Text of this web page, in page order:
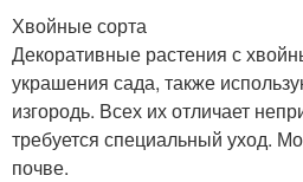
Хвойные сорта
Декоративные растения с
украшения сада, также
изгородь. Всех их отличает
требуется специальный уход.
почве.